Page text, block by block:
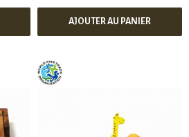
AJOUTER AU PANIER